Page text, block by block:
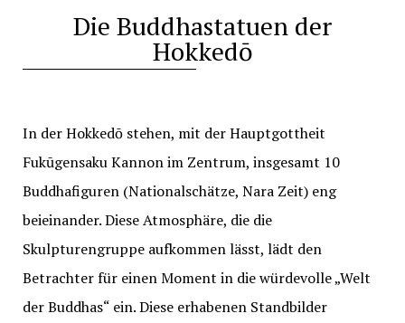
Die Buddhastatuen der
Hokkedō
In der Hokkedō stehen, mit der Hauptgottheit
Fukūgensaku Kannon im Zentrum, insgesamt 10
Buddhafiguren (Nationalschätze, Nara Zeit) eng
beieinander. Diese Atmosphäre, die die
Skulpturengruppe aufkommen lässt, lädt den
Betrachter für einen Moment in die würdevolle „Welt
der Buddhas“ ein. Diese erhabenen Standbilder